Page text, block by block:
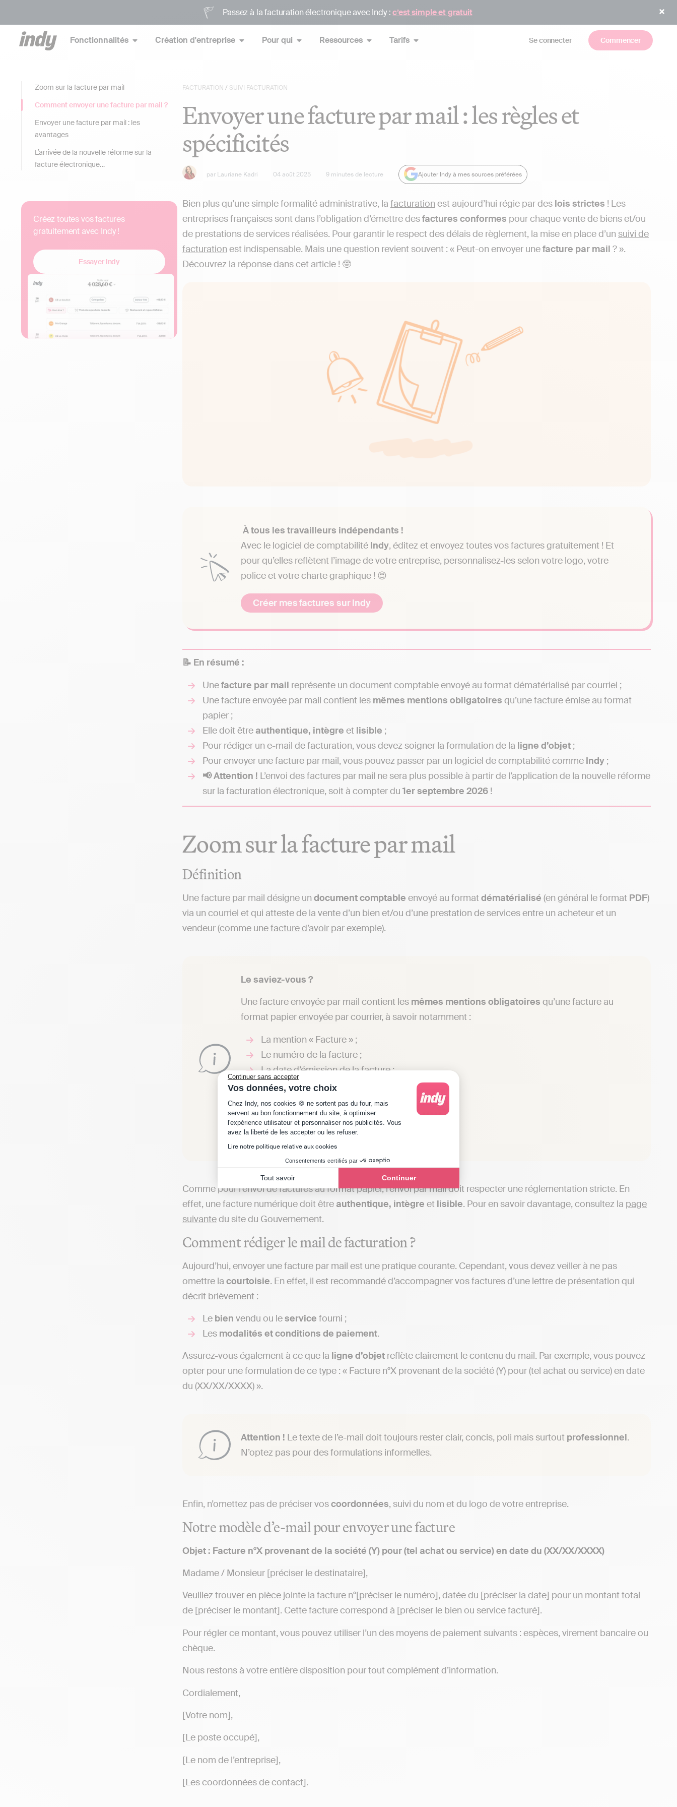
Continuer sans accepter
Vos données, votre choix
Plateforme de Gestion du Consentement : Personnalisez vos Options
Chez Indy, nos cookies 🍪 ne sortent pas du four, mais
servent au bon fonctionnement du site, à optimiser
l'expérience utilisateur et personnaliser nos publicités. Vous
avez la liberté de les accepter ou les refuser.
Lire notre politique relative aux cookies
Consentements certifiés par
Tout savoir Continuer
Axeptio consent
Passez à la facturation électronique avec Indy :c’est simple et gratuit
Fonctionnalités Création d'entreprise Pour qui Ressources Tarifs Se connecter Commencer
FACTURATION / SUIVI FACTURATION
Envoyer une facture par mail : les règles et
spécificités
par Lauriane Kadri 04 août 2025 9 minutes de lecture Ajouter Indy à mes sources préférées
Bien plus qu’une simple formalité administrative, la facturationest aujourd’hui régie par des lois strictes ! Les
entreprises françaises sont dans l’obligation d’émettre desfactures conformes pour chaque vente de biens et/ou
de prestations de services réalisées. Pour garantir le respect des délais de règlement, la mise en place d’un suivi de
facturationest indispensable. Mais une question revient souvent : « Peut-on envoyer unefacture par mail ? ».
Découvrez la réponse dans cet article ! 🤓
À tous les travailleurs indépendants !
Avec le logiciel de comptabilité Indy, éditez et envoyez toutes vos factures gratuitement ! Et
pour qu’elles reflètent l’image de votre entreprise, personnalisez-les selon votre logo, votre
police et votre charte graphique ! 😍
Créer mes factures sur Indy
📝 En résumé :
Unefacture par mail représente un document comptable envoyé au format dématérialisé par courriel ;
Une facture envoyée par mail contient les mêmes mentions obligatoires qu’une facture émise au format
papier ;
Elle doit être authentique, intègre et lisible ;
Pour rédiger un e-mail de facturation, vous devez soigner la formulation de la ligne d’objet ;
Pour envoyer une facture par mail, vous pouvez passer par un logiciel de comptabilité comme Indy ;
📢 Attention ! L’envoi des factures par mail ne sera plus possible à partir de l’application de la nouvelle réforme
sur la facturation électronique, soit à compter du 1er septembre 2026 !
Zoom sur la facture par mail
Définition
Une facture par mail désigne undocument comptable envoyé au format dématérialisé (en général le format PDF)
via un courriel et qui atteste de la vente d’un bien et/ou d’une prestation de services entre un acheteur et un
vendeur (comme unefacture d’avoir par exemple).
Le saviez-vous ?
Une facture envoyée par mail contient les mêmes mentions obligatoires qu’une facture au
format papier envoyée par courrier, à savoir notamment :
La mention « Facture » ;
Le numéro de la facture ;
La date d’émission de la facture ;
Les informations du vendeur et de l’acheteur ;
La date de la vente ;
La description de la prestation et/ou du produit ;
Etc.
Comme pour l’envoi de factures au format papier, l’envoi par mail doit respecter une réglementation stricte. En
effet, une facture numérique doit êtreauthentique, intègre et lisible. Pour en savoir davantage, consultez la page
suivantedu site du Gouvernement.
Comment rédiger le mail de facturation ?
Aujourd’hui, envoyer une facture par mail est une pratique courante. Cependant, vous devez veiller à ne pas
omettre la courtoisie. En effet, il est recommandé d’accompagner vos factures d’une lettre de présentation qui
décrit brièvement :
Le bien vendu ou leservice fourni ;
Les modalités et conditions de paiement.
Assurez-vous également à ce que la ligne d’objet reflète clairement le contenu du mail. Par exemple, vous pouvez
opter pour une formulation de ce type : « Facture n°X provenant de la société (Y) pour (tel achat ou service) en date
du (XX/XX/XXXX) ».
Attention ! Le texte de l’e-mail doit toujours rester clair, concis, poli mais surtout professionnel.
N’optez pas pour des formulations informelles.
Enfin, n’omettez pas de préciser voscoordonnées, suivi du nom et du logo de votre entreprise.
Notre modèle d’e-mail pour envoyer une facture
Objet : Facture n°X provenant de la société (Y) pour (tel achat ou service) en date du (XX/XX/XXXX)
Madame / Monsieur [préciser le destinataire],
Veuillez trouver en pièce jointe la facture n°[préciser le numéro], datée du [préciser la date] pour un montant total
de [préciser le montant]. Cette facture correspond à [préciser le bien ou service facturé].
Pour régler ce montant, vous pouvez utiliser l’un des moyens de paiement suivants : espèces, virement bancaire ou
chèque.
Nous restons à votre entière disposition pour tout complément d’information.
Cordialement,
[Votre nom],
[Le poste occupé],
[Le nom de l’entreprise],
[Les coordonnées de contact].
Zoom sur la facture par mail
Comment envoyer une facture par mail ?
Envoyer une facture par mail : les
avantages
L’arrivée de la nouvelle réforme sur la
facture électronique…
Créez toutes vos factures
gratuitement avec Indy !
Essayer Indy